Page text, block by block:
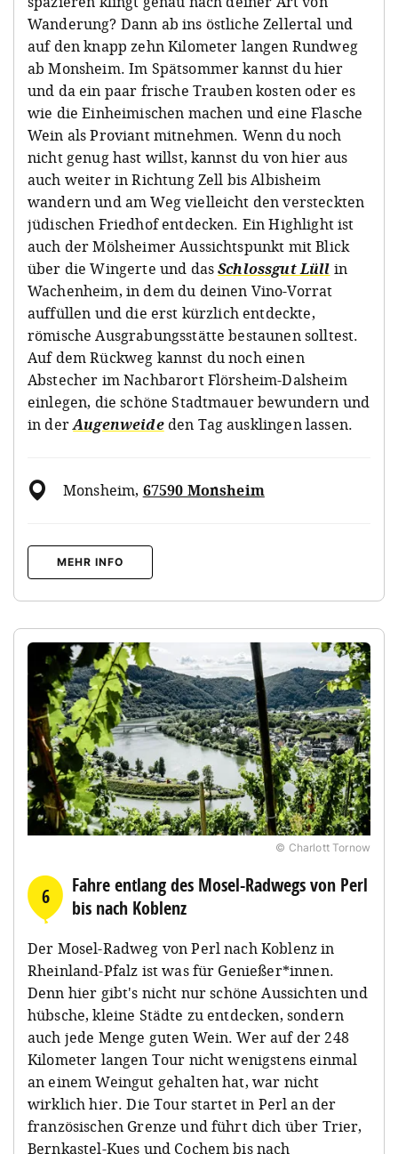
Wanderung? Dann ab ins östliche Zellertal und
auf den knapp zehn Kilometer langen Rundweg
ab Monsheim. Im Spätsommer kannst du hier
und da ein paar frische Trauben kosten oder es
wie die Einheimischen machen und eine Flasche
Wein als Proviant mitnehmen. Wenn du noch
nicht genug hast willst, kannst du von hier aus
auch weiter in Richtung Zell bis Albisheim
wandern und am Weg vielleicht den versteckten
jüdischen Friedhof entdecken. Ein Highlight ist
auch der Mölsheimer Aussichtspunkt mit Blick
über die Wingerte und dasSchlossgut Lüll in
Wachenheim, in dem du deinen Vino-Vorrat
auffüllen und die erst kürzlich entdeckte,
römische Ausgrabungsstätte bestaunen solltest.
Auf dem Rückweg kannst du noch einen
Abstecher im Nachbarort Flörsheim-Dalsheim
einlegen, die schöne Stadtmauer bewundern und
in derAugenweideden Tag ausklingen lassen.
Monsheim, 67590 Monsheim
MEHR INFO
© Charlott Tornow
6
Fahre entlang des Mosel-Radwegs von Perl
bis nach Koblenz
Der Mosel-Radweg von Perl nach Koblenz in
Rheinland-Pfalz ist was für Genießer*innen.
Denn hier gibt's nicht nur schöne Aussichten und
hübsche, kleine Städte zu entdecken, sondern
auch jede Menge guten Wein. Wer auf der 248
Kilometer langen Tour nicht wenigstens einmal
an einem Weingut gehalten hat, war nicht
wirklich hier. Die Tour startet in Perl an der
französischen Grenze und führt dich über Trier,
Bernkastel-Kues und Cochem bis nach